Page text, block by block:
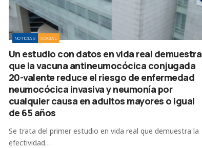
NOTICIAS SOCIAL
Un estudio con datos en vida real demuestra
que la vacuna antineumocócica conjugada
20-valente reduce el riesgo de enfermedad
neumocócica invasiva y neumonía por
cualquier causa en adultos mayores o igual
de 65 años
Se trata del primer estudio en vida real que demuestra la
efectividad…